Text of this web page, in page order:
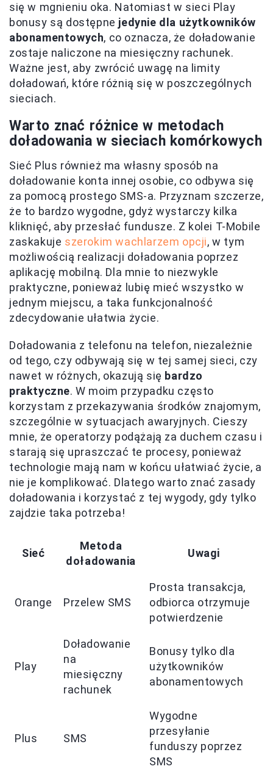
się w mgnieniu oka. Natomiast w sieci Play
bonusy są dostępne jedynie dla użytkowników
abonamentowych, co oznacza, że doładowanie
zostaje naliczone na miesięczny rachunek.
Ważne jest, aby zwrócić uwagę na limity
doładowań, które różnią się w poszczególnych
sieciach.
Warto znać różnice w metodach
doładowania w sieciach komórkowych
Sieć Plus również ma własny sposób na
doładowanie konta innej osobie, co odbywa się
za pomocą prostego SMS-a. Przyznam szczerze,
że to bardzo wygodne, gdyż wystarczy kilka
kliknięć, aby przesłać fundusze. Z kolei T-Mobile
zaskakuje szerokim wachlarzem opcji, w tym
możliwością realizacji doładowania poprzez
aplikację mobilną. Dla mnie to niezwykle
praktyczne, ponieważ lubię mieć wszystko w
jednym miejscu, a taka funkcjonalność
zdecydowanie ułatwia życie.
Doładowania z telefonu na telefon, niezależnie
od tego, czy odbywają się w tej samej sieci, czy
nawet w różnych, okazują się bardzo
praktyczne. W moim przypadku często
korzystam z przekazywania środków znajomym,
szczególnie w sytuacjach awaryjnych. Cieszy
mnie, że operatorzy podążają za duchem czasu i
starają się upraszczać te procesy, ponieważ
technologie mają nam w końcu ułatwiać życie, a
nie je komplikować. Dlatego warto znać zasady
doładowania i korzystać z tej wygody, gdy tylko
zajdzie taka potrzeba!
Sieć
Metoda
doładowania
Uwagi
Orange Przelew SMS
Prosta transakcja,
odbiorca otrzymuje
potwierdzenie
Play
Doładowanie
na
miesięczny
rachunek
Bonusy tylko dla
użytkowników
abonamentowych
Plus SMS
Wygodne
przesyłanie
funduszy poprzez
SMS